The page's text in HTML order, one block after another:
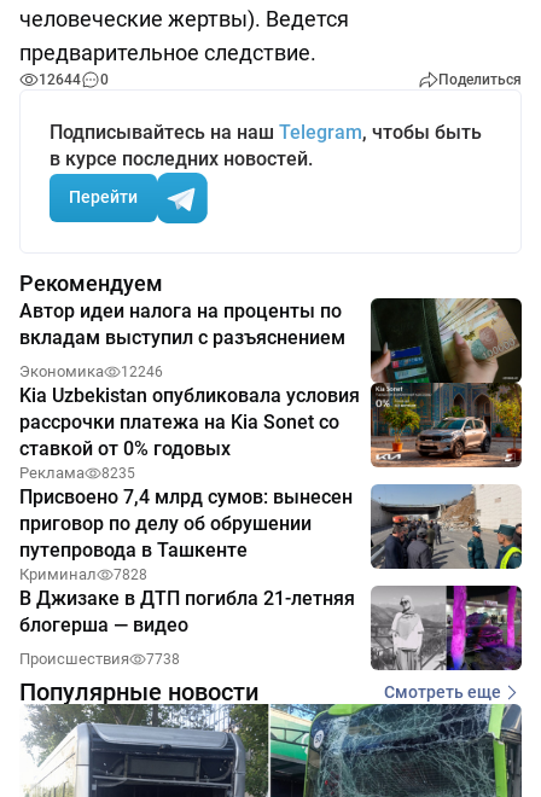
человеческие жертвы). Ведется
предварительное следствие.
12644 0 Поделиться
Подписывайтесь на наш Telegram, чтобы быть
в курсе последних новостей.
Перейти
Рекомендуем
Автор идеи налога на проценты по
вкладам выступил с разъяснением
Экономика 12246
Kia Uzbekistan опубликовала условия
рассрочки платежа на Kia Sonet со
ставкой от 0% годовых
Реклама 8235
Присвоено 7,4 млрд сумов: вынесен
приговор по делу об обрушении
путепровода в Ташкенте
Криминал 7828
В Джизаке в ДТП погибла 21-летняя
блогерша — видео
Происшествия 7738
Популярные новости Смотреть еще